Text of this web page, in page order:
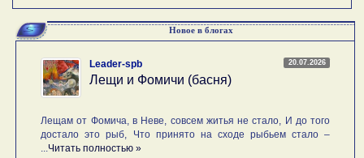
Новое в блогах
20.07.2026
Leader-spb
Лещи и Фомичи (басня)
Лещам от Фомича, в Неве, совсем житья не стало, И до того
достало это рыб, Что принято на сходе рыбьем стало –
Читать полностью »